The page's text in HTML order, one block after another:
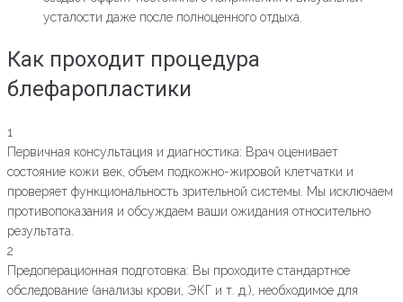
усталости даже после полноценного отдыха.
Как проходит процедура
блефаропластики
1
Первичная консультация и диагностика: Врач оценивает
состояние кожи век, объем подкожно-жировой клетчатки и
проверяет функциональность зрительной системы. Мы исключаем
противопоказания и обсуждаем ваши ожидания относительно
результата.
2
Предоперационная подготовка: Вы проходите стандартное
обследование (анализы крови, ЭКГ и т. д.), необходимое для